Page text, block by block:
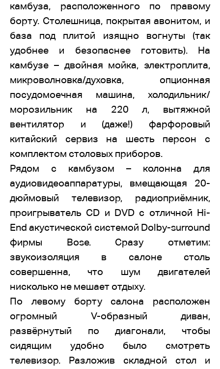
камбуза, расположенного по правому
борту. Столешница, покрытая авонитом, и
база под плитой изящно вогнуты (так
удобнее и безопаснее готовить). На
камбузе – двойная мойка, электроплита,
микроволновка/духовка, опционная
посудомоечная машина, холодильник/
морозильник на 220 л, вытяжной
вентилятор и (даже!) фарфоровый
китайский сервиз на шесть персон с
комплектом столовых приборов.
Рядом с камбузом – колонна для
аудиовидеоаппаратуры, вмещающая 20-
дюймовый телевизор, радиоприёмник,
проигрыватель CD и DVD с отличной Hi-
End акустической системой Dolby-surround
фирмы Bose. Сразу отметим:
звукоизоляция в салоне столь
совершенна, что шум двигателей
нисколько не мешает отдыху.
По левому борту салона расположен
огромный V-образный диван,
развёрнутый по диагонали, чтобы
сидящим удобно было смотреть
телевизор. Разложив складной стол и